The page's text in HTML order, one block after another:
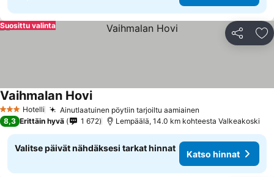
Jaa
Suosittu valinta
3 Tähtiluokitus
Hotelli Ainutlaatuinen pöytiin tarjoiltu aamiainen
Vaihmalan Hovi
8,3 Erittäin hyvä 1 672 Lempäälä, 14.0 km kohteesta Valkeakoski
Valitse päivät nähdäksesi tarkat hinnat
Katso hinnat